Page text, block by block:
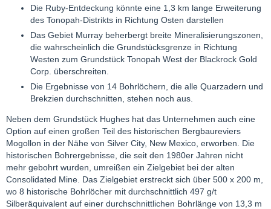
Die Ruby-Entdeckung könnte eine 1,3 km lange Erweiterung
des Tonopah-Distrikts in Richtung Osten darstellen
Das Gebiet Murray beherbergt breite Mineralisierungszonen,
die wahrscheinlich die Grundstücksgrenze in Richtung
Westen zum Grundstück Tonopah West der Blackrock Gold
Corp. überschreiten.
Die Ergebnisse von 14 Bohrlöchern, die alle Quarzadern und
Brekzien durchschnitten, stehen noch aus.
Neben dem Grundstück Hughes hat das Unternehmen auch eine
Option auf einen großen Teil des historischen Bergbaureviers
Mogollon in der Nähe von Silver City, New Mexico, erworben. Die
historischen Bohrergebnisse, die seit den 1980er Jahren nicht
mehr gebohrt wurden, umreißen ein Zielgebiet bei der alten
Consolidated Mine. Das Zielgebiet erstreckt sich über 500 x 200 m,
wo 8 historische Bohrlöcher mit durchschnittlich 497 g/t
Silberäquivalent auf einer durchschnittlichen Bohrlänge von 13,3 m